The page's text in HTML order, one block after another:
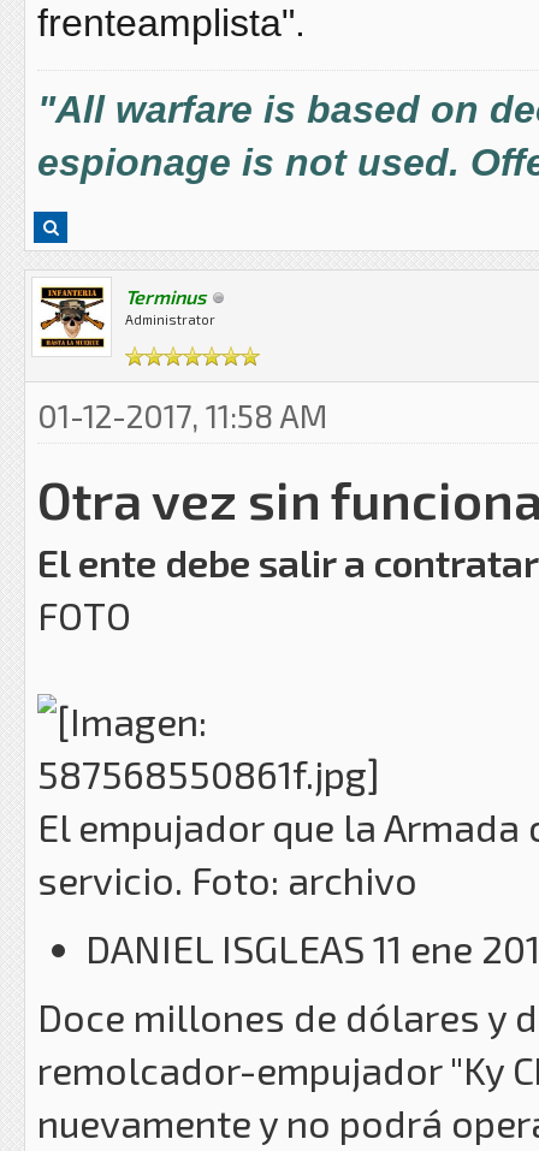
frenteamplista".
"All warfare is based on
espionage is not used.
Terminus
Administrator
01-12-2017, 11:58 AM
Otra vez sin
El ente debe salir a
FOTO
El empujador que la
servicio. Foto: archivo
DANIEL ISGLEAS 11 ene
Doce millones de dólares y
remolcador-empujador "Ky
nuevamente y no podrá